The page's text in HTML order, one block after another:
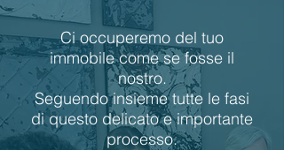
Ci occuperemo del tuo
immobile come se fosse il
nostro.
Seguendo insieme tutte le fasi
di questo delicato e importante
processo.